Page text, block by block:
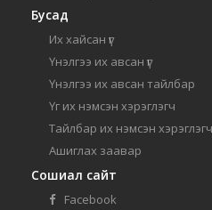
Бусад
Их хайсан үг
Үнэлгээ их авсан үг
Үнэлгээ их авсан тайлбар
Үг их нэмсэн хэрэглэгч
Тайлбар их нэмсэн хэрэглэгч
Ашиглах заавар
Сошиал сайт
Facebook